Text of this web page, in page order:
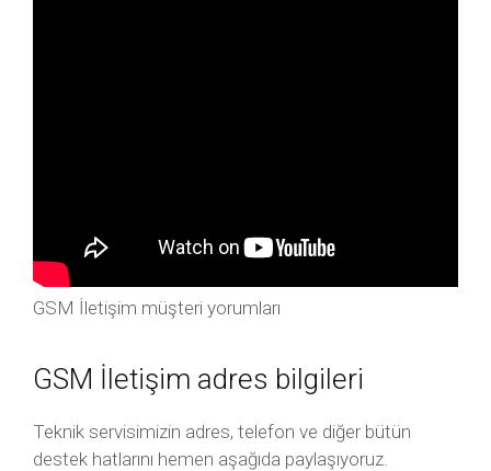
GSM İletişim müşteri yorumları
GSM İletişim adres bilgileri
Teknik servisimizin adres, telefon ve diğer bütün
destek hatlarını hemen aşağıda paylaşıyoruz.